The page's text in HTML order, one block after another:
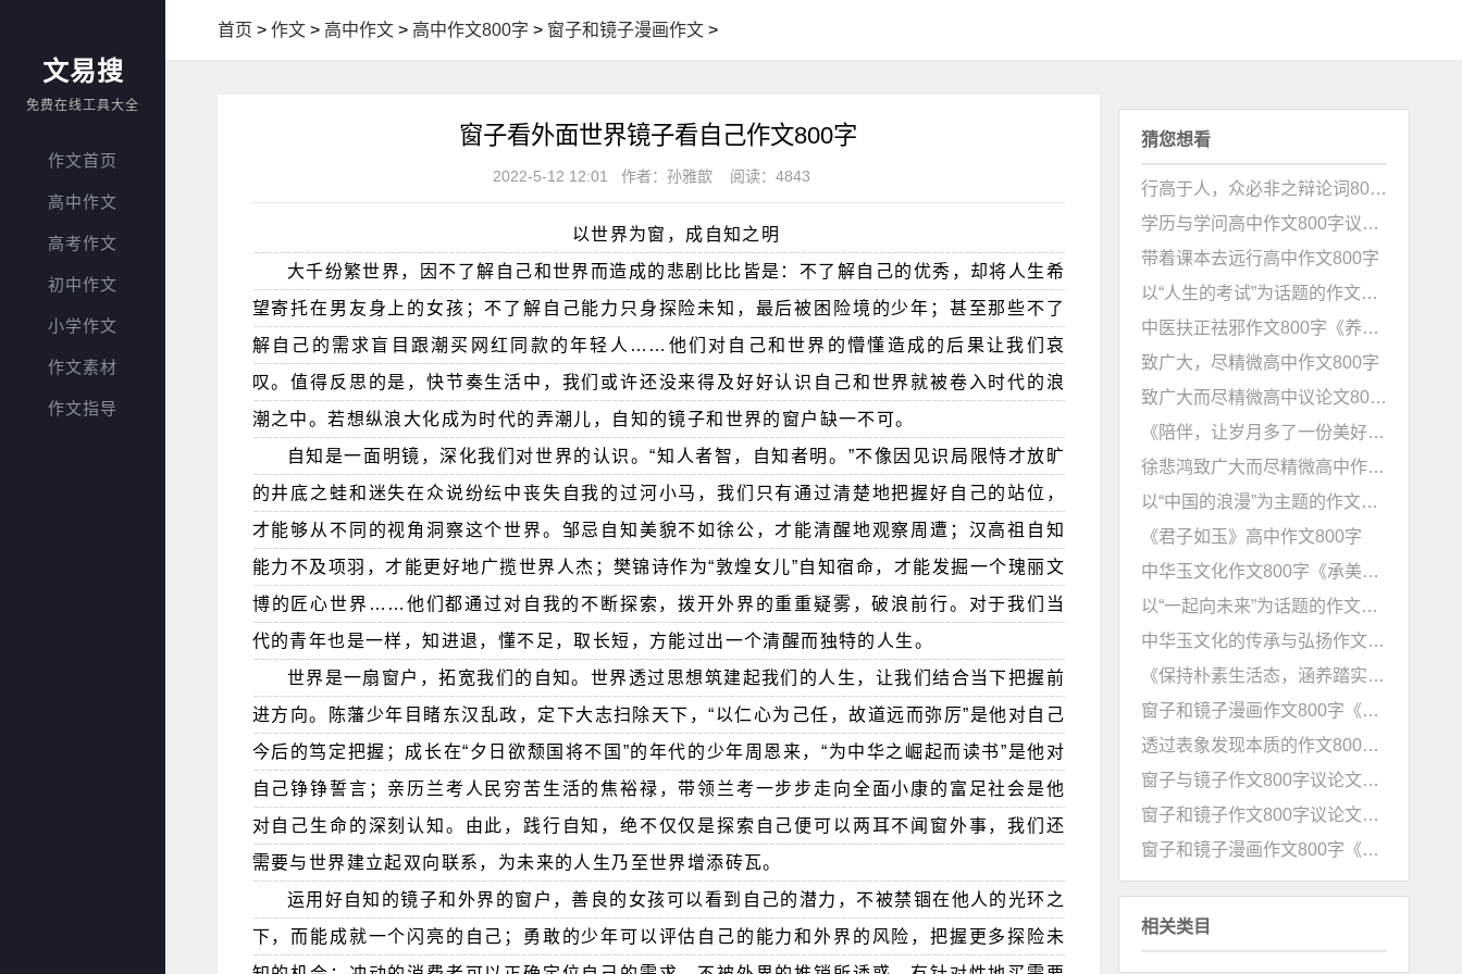
文易搜
免费在线工具大全
作文首页
高中作文
高考作文
初中作文
小学作文
作文素材
作文指导
首页 > 作文> 高中作文> 高中作文800字 > 窗子和镜子漫画作文>
窗子看外面世界镜子看自己作文800字
2022-5-12 12:01 作者：孙雅歆 阅读：4843
以世界为窗，成自知之明
大千纷繁世界，因不了解自己和世界而造成的悲剧比比皆是：不了解自己的优秀，却将人生希
望寄托在男友身上的女孩；不了解自己能力只身探险未知，最后被困险境的少年；甚至那些不了
解自己的需求盲目跟潮买网红同款的年轻人……他们对自己和世界的懵懂造成的后果让我们哀
叹。值得反思的是，快节奏生活中，我们或许还没来得及好好认识自己和世界就被卷入时代的浪
潮之中。若想纵浪大化成为时代的弄潮儿，自知的镜子和世界的窗户缺一不可。
自知是一面明镜，深化我们对世界的认识。“知人者智，自知者明。”不像因见识局限恃才放旷
的井底之蛙和迷失在众说纷纭中丧失自我的过河小马，我们只有通过清楚地把握好自己的站位，
才能够从不同的视角洞察这个世界。邹忌自知美貌不如徐公，才能清醒地观察周遭；汉高祖自知
能力不及项羽，才能更好地广揽世界人杰；樊锦诗作为“敦煌女儿”自知宿命，才能发掘一个瑰丽文
博的匠心世界……他们都通过对自我的不断探索，拨开外界的重重疑雾，破浪前行。对于我们当
代的青年也是一样，知进退，懂不足，取长短，方能过出一个清醒而独特的人生。
世界是一扇窗户，拓宽我们的自知。世界透过思想筑建起我们的人生，让我们结合当下把握前
进方向。陈藩少年目睹东汉乱政，定下大志扫除天下，“以仁心为己任，故道远而弥厉”是他对自己
今后的笃定把握；成长在“夕日欲颓国将不国”的年代的少年周恩来，“为中华之崛起而读书”是他对
自己铮铮誓言；亲历兰考人民穷苦生活的焦裕禄，带领兰考一步步走向全面小康的富足社会是他
对自己生命的深刻认知。由此，践行自知，绝不仅仅是探索自己便可以两耳不闻窗外事，我们还
需要与世界建立起双向联系，为未来的人生乃至世界增添砖瓦。
运用好自知的镜子和外界的窗户，善良的女孩可以看到自己的潜力，不被禁锢在他人的光环之
下，而能成就一个闪亮的自己；勇敢的少年可以评估自己的能力和外界的风险，把握更多探险未
猜您想看
行高于人，众必非之辩论词800字高中作文
学历与学问高中作文800字议论文
带着课本去远行高中作文800字
以“人生的考试”为话题的作文800字议论文
中医扶正祛邪作文800字《养浩然正气，祛内外邪气》
致广大，尽精微高中作文800字
致广大而尽精微高中议论文800字《整体入手再取舍，方可构造宏伟图》
《陪伴，让岁月多了一份美好》作文800字
徐悲鸿致广大而尽精微高中作文800字《立足于整体，着眼于部分》
以“中国的浪漫”为主题的作文800字《有一种浪漫叫中国》
《君子如玉》高中作文800字
中华玉文化作文800字《承美玉之精神，书未来之华章》
以“一起向未来”为话题的作文800字范文
中华玉文化的传承与弘扬作文《玉系中国心，璧凝民族魂》
《保持朴素生活态，涵养踏实奋斗观》高中作文800字
窗子和镜子漫画作文800字《镜映自我，窗向世界》
透过表象发现本质的作文800字《拨表象之迷雾，探本质之深沉》
窗子与镜子作文800字议论文《心有明镜高悬，眼有星辰大海 》
窗子和镜子作文800字议论文《透窗看世界，借镜明己身》
窗子和镜子漫画作文800字《行已有耻，止于至善》
相关类目